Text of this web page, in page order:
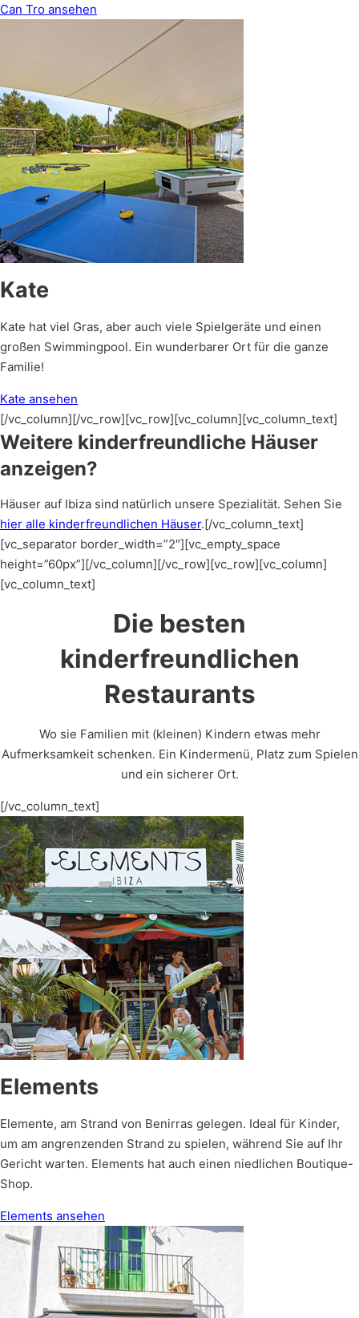
Can Tro ansehen
Kate
Kate hat viel Gras, aber auch viele Spielgeräte und einen
großen Swimmingpool. Ein wunderbarer Ort für die ganze
Familie!
Kate ansehen
[/vc_column][/vc_row][vc_row][vc_column][vc_column_text]
Weitere kinderfreundliche Häuser
anzeigen?
Häuser auf Ibiza sind natürlich unsere Spezialität. Sehen Sie
hier alle kinderfreundlichen Häuser.[/vc_column_text]
[vc_separator border_width=”2″][vc_empty_space
height=”60px”][/vc_column][/vc_row][vc_row][vc_column]
[vc_column_text]
Die besten
kinderfreundlichen
Restaurants
Wo sie Familien mit (kleinen) Kindern etwas mehr
Aufmerksamkeit schenken. Ein Kindermenü, Platz zum Spielen
und ein sicherer Ort.
[/vc_column_text]
Elements
Elemente, am Strand von Benirras gelegen. Ideal für Kinder,
um am angrenzenden Strand zu spielen, während Sie auf Ihr
Gericht warten. Elements hat auch einen niedlichen Boutique-
Shop.
Elements ansehen